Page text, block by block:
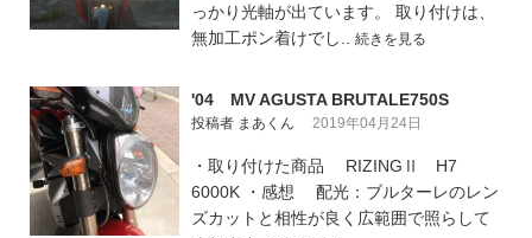
っかり光軸が出ています。 取り付けは、
無加工ポン着けでし.. 続きを見る
'04 MV AGUSTA BRUTALE750S
投稿者 まあくん 2019年04月24日
・取り付けた商品 RIZINGⅡ H7
6000K ・感想 配光：ブルターレのレン
ズカットと相性が良く広範囲で照らして